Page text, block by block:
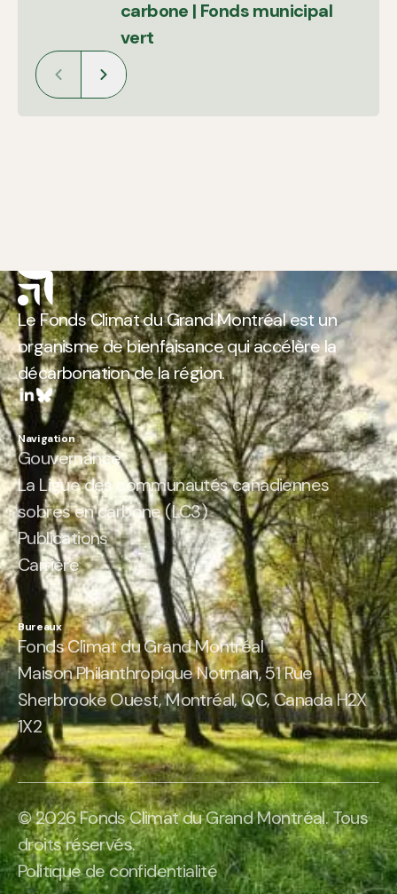
carbone | Fonds municipal
vert
canadiennes sobres en
carbone
Le Fonds Climat du Grand Montréal est un
organisme de bienfaisance qui accélère la
décarbonation de la région.
Navigation
Gouvernance
La Ligue des communautés canadiennes
sobres en carbone (LC3)
Publications
Carrière
Bureaux
Fonds Climat du Grand Montréal
Maison Philanthropique Notman, 51 Rue
Sherbrooke Ouest, Montréal, QC, Canada H2X
1X2
© 2026 Fonds Climat du Grand Montréal. Tous
droits réservés.
Politique de confidentialité